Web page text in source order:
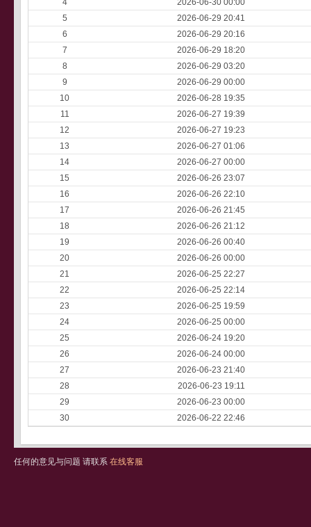
4
2026-06-30 00:00
5
2026-06-29 20:41
6
2026-06-29 20:16
7
2026-06-29 18:20
8
2026-06-29 03:20
9
2026-06-29 00:00
10
2026-06-28 19:35
11
2026-06-27 19:39
12
2026-06-27 19:23
13
2026-06-27 01:06
14
2026-06-27 00:00
15
2026-06-26 23:07
16
2026-06-26 22:10
17
2026-06-26 21:45
18
2026-06-26 21:12
19
2026-06-26 00:40
20
2026-06-26 00:00
21
2026-06-25 22:27
22
2026-06-25 22:14
23
2026-06-25 19:59
24
2026-06-25 00:00
25
2026-06-24 19:20
26
2026-06-24 00:00
27
2026-06-23 21:40
28
2026-06-23 19:11
29
2026-06-23 00:00
30
2026-06-22 22:46
任何的意见与问题 请联系 在线客服